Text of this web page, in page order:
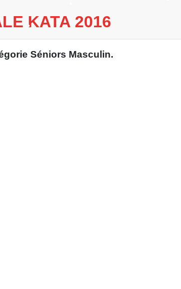
KATA 2016
Séniors Masculin.
•